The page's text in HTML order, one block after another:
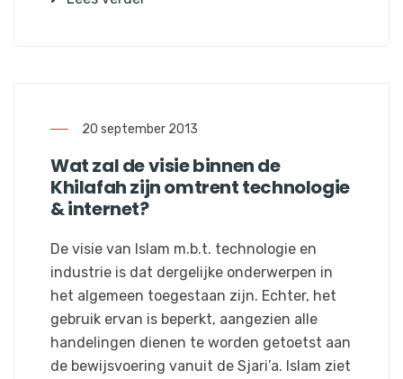
20 september 2013
Wat zal de visie binnen de
Khilafah zijn omtrent technologie
& internet?
De visie van Islam m.b.t. technologie en
industrie is dat dergelijke onderwerpen in
het algemeen toegestaan zijn. Echter, het
gebruik ervan is beperkt, aangezien alle
handelingen dienen te worden getoetst aan
de bewijsvoering vanuit de Sjari’a. Islam ziet